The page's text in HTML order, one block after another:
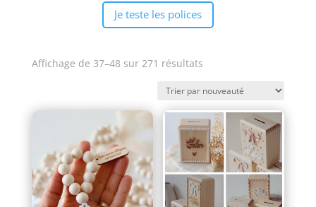
Je teste les polices
Affichage de 37–48 sur 271 résultatsTrié
plus
récent
au
plus
ancien